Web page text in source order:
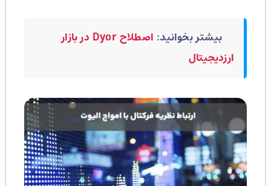
بیشتر بخوانید:
اصطلاح Dyor در بازار
ارزدیجیتال